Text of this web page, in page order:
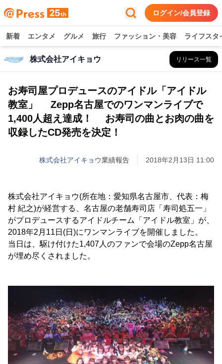
ログイン/会員登録
新着 エンタメ グルメ 旅行 ファッション・美容 ライフスタ
株式会社アイキョウ リリース一覧
お寿司屋プロデュースのアイドル「アイドル
教室」 Zepp名古屋でのワンマンライブで
1,400人超え達成！ お寿司の曲とお肉の曲を
収録したCD発売を決定！
株式会社アイキョウ業績報告 2018年2月13日 11:00
株式会社アイキョウ(所在地：愛知県名古屋市、代表：梅
村 紀之)が経営する、名古屋の老舗寿司店「寿司処五一」
がプロデュースするアイドルチーム「アイドル教室」が、
2018年2月11日(日)にワンマンライブを開催しました。
当日は、駆け付けた1,407人のファンで会場のZepp名古屋
が埋め尽くされました。